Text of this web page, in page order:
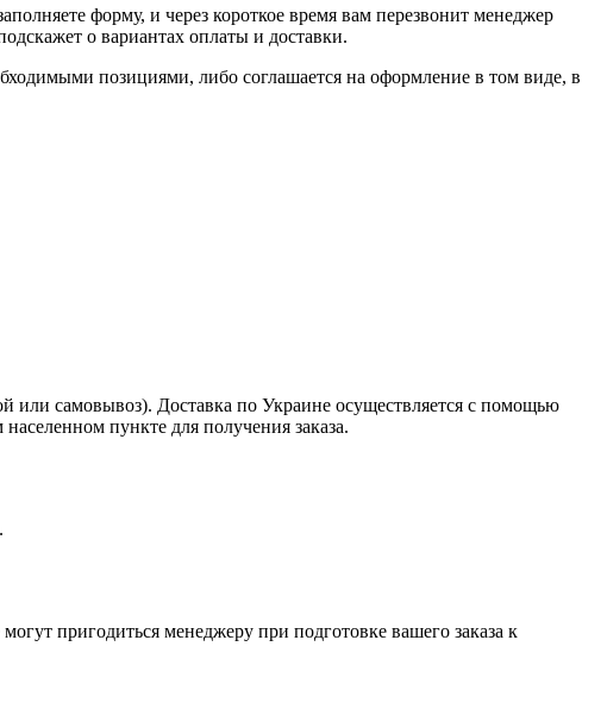
форму, и через короткое время вам перезвонит менеджер
о вариантах оплаты и доставки.
позициями, либо соглашается на оформление в том виде, в
или самовывоз). Доставка по Украине осуществляется с помощью
пункте для получения заказа.
пригодиться менеджеру при подготовке вашего заказа к